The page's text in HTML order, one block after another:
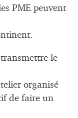
PME peuvent
transmettre le
organisé
de faire un